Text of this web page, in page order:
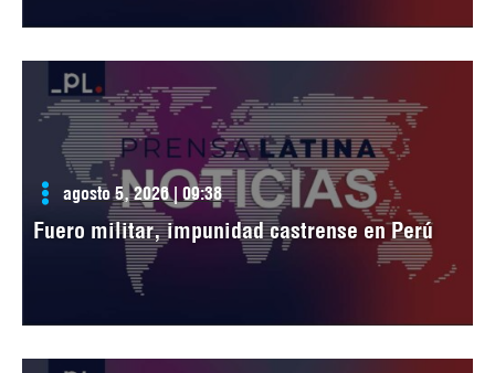
agosto 5, 2026 | 09:38
Fuero militar, impunidad castrense en Perú